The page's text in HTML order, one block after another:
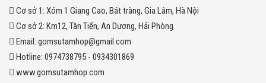
Cơ sở 1: Xóm 1 Giang Cao, Bát tràng, Gia Lâm, Hà Nội
Cơ sở 2: Km12, Tân Tiến, An Dương, Hải Phòng
Email: gomsutamhop@gmail.com
Hotline: 0974738795 - 0934301869
www.gomsutamhop.com